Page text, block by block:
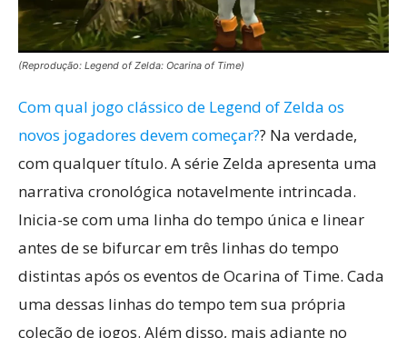
(Reprodução: Legend of Zelda: Ocarina of Time)
Com qual jogo clássico de Legend of Zelda os
novos jogadores devem começar?? Na verdade,
com qualquer título. A série Zelda apresenta uma
narrativa cronológica notavelmente intrincada.
Inicia-se com uma linha do tempo única e linear
antes de se bifurcar em três linhas do tempo
distintas após os eventos de Ocarina of Time. Cada
uma dessas linhas do tempo tem sua própria
coleção de jogos. Além disso, mais adiante no